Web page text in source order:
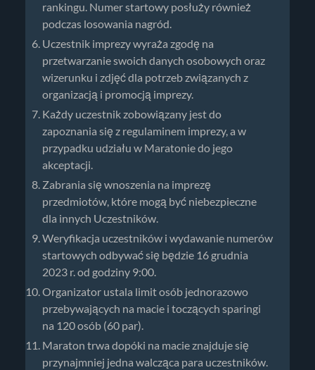
rankingu. Numer startowy posłuży również
podczas losowania nagród.
Uczestnik imprezy wyraża zgodę na
przetwarzanie swoich danych osobowych oraz
wizerunku i zdjęć dla potrzeb związanych z
organizacją i promocją imprezy.
Każdy uczestnik zobowiązany jest do
zapoznania się z regulaminem imprezy, a w
przypadku udziału w Maratonie do jego
akceptacji.
Zabrania się wnoszenia na imprezę
przedmiotów, które mogą być niebezpieczne
dla innych Uczestników.
Weryfikacja uczestników i wydawanie numerów
startowych odbywać się będzie 16 grudnia
2023 r. od godziny 9:00.
Organizator ustala limit osób jednorazowo
przebywających na macie i toczących sparingi
na 120 osób (60 par).
Maraton trwa dopóki na macie znajduje się
przynajmniej jedna walcząca para uczestników.